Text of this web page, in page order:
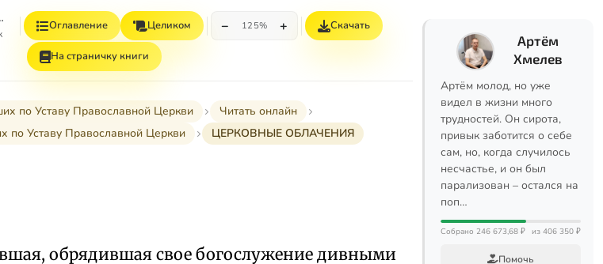
ЦЕРКВИ Оглавление Целиком − 125% + Скачать
На страничку книги
по Уставу Православной Церкви
Читать онлайн
по Уставу Православной Церкви
ЦЕРКОВНЫЕ ОБЛАЧЕНИЯ
обрядившая свое богослужение дивными
Артём
Хмелев
Артём молод, но уже
видел в жизни много
трудностей. Он сирота,
привык заботится о себе
сам, но, когда случилось
несчастье, и он был
парализован – остался на
поп…
Собрано 246 673,68 ₽ из 406 350 ₽
Помочь